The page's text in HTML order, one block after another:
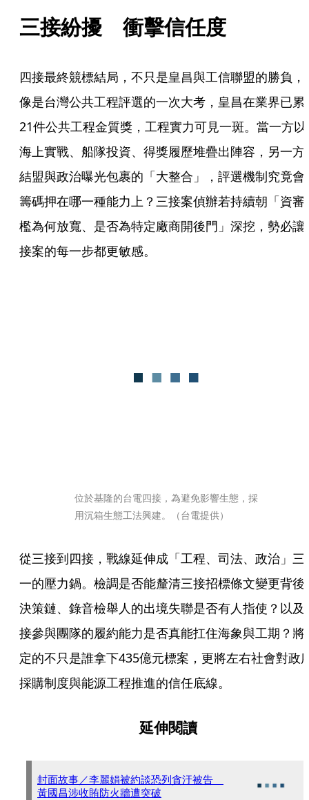
三接紛擾　衝擊信任度
四接最終競標結局，不只是皇昌與工信聯盟的勝負，
像是台灣公共工程評選的一次大考，皇昌在業界已累
21件公共工程金質獎，工程實力可見一斑。當一方以
海上實戰、船隊投資、得獎履歷堆疊出陣容，另一方
結盟與政治曝光包裹的「大整合」，評選機制究竟會
籌碼押在哪一種能力上？三接案偵辦若持續朝「資審
檻為何放寬、是否為特定廠商開後門」深挖，勢必讓
接案的每一步都更敏感。
位於基隆的台電四接，為避免影響生態，採
用沉箱生態工法興建。（台電提供）
從三接到四接，戰線延伸成「工程、司法、政治」三
一的壓力鍋。檢調是否能釐清三接招標條文變更背後
決策鏈、錄音檢舉人的出境失聯是否有人指使？以及
接參與團隊的履約能力是否真能扛住海象與工期？將
定的不只是誰拿下435億元標案，更將左右社會對政
採購制度與能源工程推進的信任底線。
延伸閱讀
封面故事／李麗娟被約談恐列貪汙被告
黃國昌涉收賄防火牆遭突破